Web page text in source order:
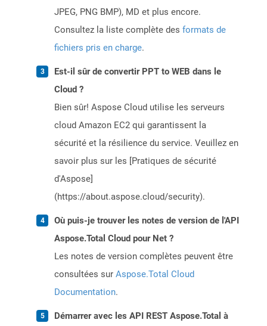
JPEG, PNG BMP), MD et plus encore.
Consultez la liste complète des formats de
fichiers pris en charge.
Est-il sûr de convertir PPT to WEB dans le
Cloud ?
Bien sûr! Aspose Cloud utilise les serveurs
cloud Amazon EC2 qui garantissent la
sécurité et la résilience du service. Veuillez en
savoir plus sur les [Pratiques de sécurité
d'Aspose]
(https://about.aspose.cloud/security).
Où puis-je trouver les notes de version de l'API
Aspose.Total Cloud pour Net ?
Les notes de version complètes peuvent être
consultées sur Aspose.Total Cloud
Documentation.
Démarrer avec les API REST Aspose.Total à